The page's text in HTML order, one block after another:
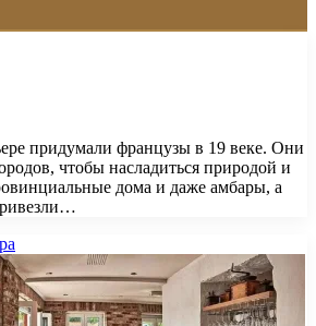
придумали французы в 19 веке. Они
чтобы насладиться природой и
дома и даже амбары, а